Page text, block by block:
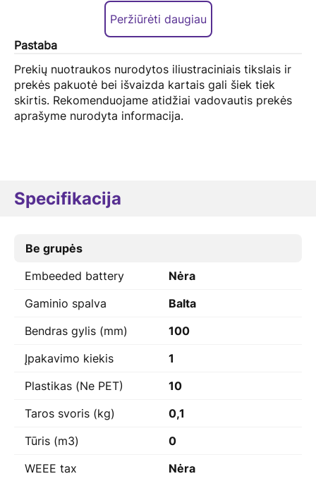
Šaldymo savybės
Žemiau 10 °C (6 val.)
Prekės matmenys
97 x 132 x 240 mm
Modelis
XMXGB01PL
Prekės grynasis svoris
Prekės spalva:
Balta
Pakuotės turinys
Puodelis – 1 vnt.
Šiaudelis – 1 vnt.
Silikoninis šiaudelis – 1
Peržiūrėti daugiau
Pastaba
Prekių nuotraukos nurodytos iliustraciniais tikslais ir
prekės pakuotė bei išvaizda kartais gali šiek tiek
skirtis. Rekomenduojame atidžiai vadovautis prekės
aprašyme nurodyta informacija.
Specifikacija
Be grupės
Embeeded battery
Nėra
Gaminio spalva
Balta
Bendras gylis (mm)
100
Įpakavimo kiekis
1
Plastikas (Ne PET)
10
Taros svoris (kg)
0,1
Tūris (m3)
0
WEEE tax
Nėra